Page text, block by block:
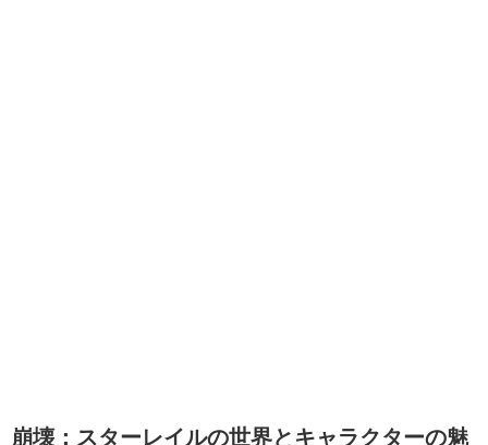
崩壊：スターレイルの世界とキャラクターの魅